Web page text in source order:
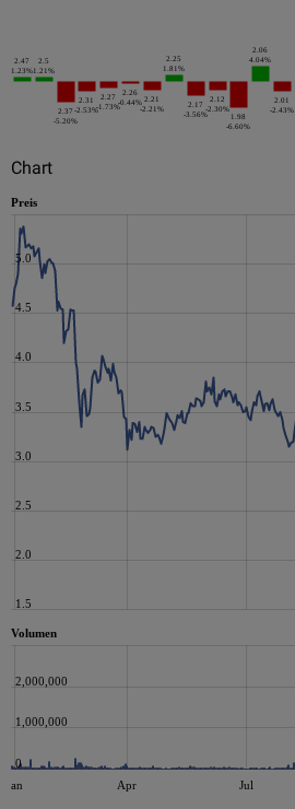
2.47
1.23%
2.5
1.21%
2.37
-5.20%
2.31
-2.53%
2.27
-1.73%
2.26
-0.44% 2.21
-2.21%
2.25
1.81%
2.17
-3.56%
2.12
-2.30%
1.98
-6.60%
2.06
4.04%
2.01
-2.43%
Chart
Preis
1.5
2.0
2.5
3.0
3.5
4.0
4.5
5.0
Volumen
Jan Apr Jul
0
1,000,000
2,000,000